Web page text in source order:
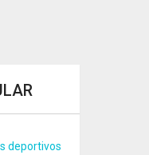
deportivos